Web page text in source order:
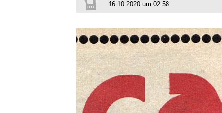
16.10.2020 um 02:58